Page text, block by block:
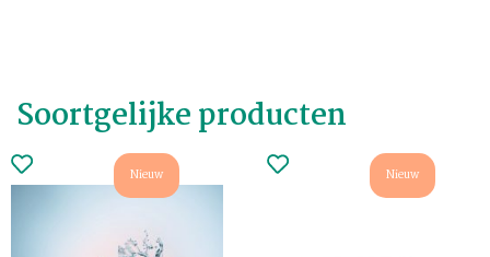
Soortgelijke producten
Nieuw Nieuw